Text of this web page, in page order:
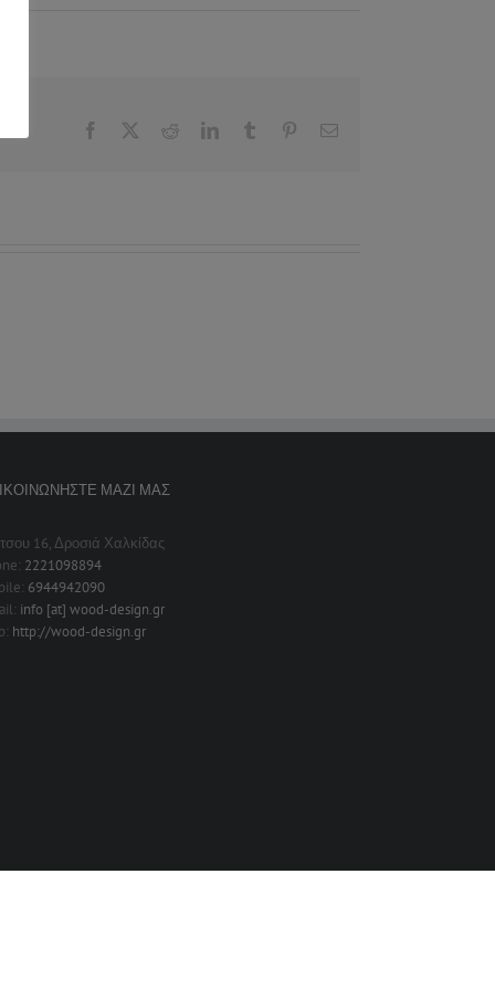
Facebook RedditLinkedInTumblr PinterestEmail
ΜΑΖΊ ΜΑΣ
16, Δροσιά Χαλκίδας
2221098894
6944942090
info [at] wood-design.gr
http://wood-design.gr